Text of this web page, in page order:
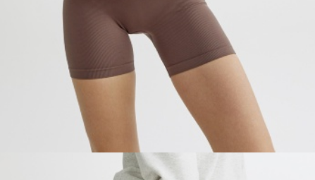
БОЛЬШИЕ РАЗМЕРЫ
НАТУРАЛЬНЫЕ ТКАНИ
СКОРО В ПРОДАЖЕ
РАСПРОДАЖА ДО -60%
ПОДАРОЧНЫЕ СЕРТИФИКАТЫ